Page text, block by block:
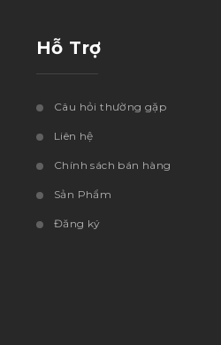
Hỗ Trợ
Câu hỏi thường gặp
Liên hệ
Chính sách bán hàng
Sản Phẩm
Đăng ký